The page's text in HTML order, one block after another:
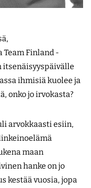
Finland -
itsenäisyyspäivälle
ihmisiä kuolee ja
onko jo irvokasta?
arvokkaasti esiin,
maan
hanke on jo
kestää vuosia, jopa